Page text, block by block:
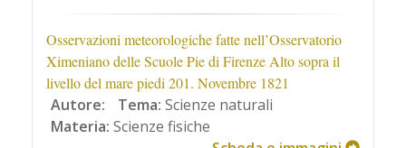
Osservazioni meteorologiche fatte nell’Osservatorio
Ximeniano delle Scuole Pie di Firenze Alto sopra il
livello del mare piedi 201. Novembre 1821
Autore: Tema: Scienze naturali
Materia: Scienze fisiche